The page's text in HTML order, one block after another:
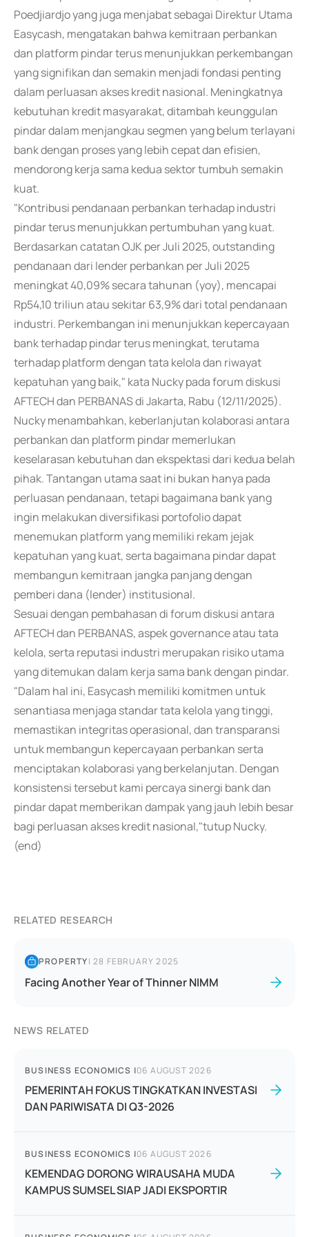
Poedjiardjo yang juga menjabat sebagai Direktur Utama
Easycash, mengatakan bahwa kemitraan perbankan
dan platform pindar terus menunjukkan perkembangan
yang signifikan dan semakin menjadi fondasi penting
dalam perluasan akses kredit nasional. Meningkatnya
kebutuhan kredit masyarakat, ditambah keunggulan
pindar dalam menjangkau segmen yang belum terlayani
bank dengan proses yang lebih cepat dan efisien,
mendorong kerja sama kedua sektor tumbuh semakin
kuat.
"Kontribusi pendanaan perbankan terhadap industri
pindar terus menunjukkan pertumbuhan yang kuat.
Berdasarkan catatan OJK per Juli 2025, outstanding
pendanaan dari lender perbankan per Juli 2025
meningkat 40,09% secara tahunan (yoy), mencapai
Rp54,10 triliun atau sekitar 63,9% dari total pendanaan
industri. Perkembangan ini menunjukkan kepercayaan
bank terhadap pindar terus meningkat, terutama
terhadap platform dengan tata kelola dan riwayat
kepatuhan yang baik," kata Nucky pada forum diskusi
AFTECH dan PERBANAS di Jakarta, Rabu (12/11/2025).
Nucky menambahkan, keberlanjutan kolaborasi antara
perbankan dan platform pindar memerlukan
keselarasan kebutuhan dan ekspektasi dari kedua belah
pihak. Tantangan utama saat ini bukan hanya pada
perluasan pendanaan, tetapi bagaimana bank yang
ingin melakukan diversifikasi portofolio dapat
menemukan platform yang memiliki rekam jejak
kepatuhan yang kuat, serta bagaimana pindar dapat
membangun kemitraan jangka panjang dengan
pemberi dana (lender) institusional.
Sesuai dengan pembahasan di forum diskusi antara
AFTECH dan PERBANAS, aspek governance atau tata
kelola, serta reputasi industri merupakan risiko utama
yang ditemukan dalam kerja sama bank dengan pindar.
"Dalam hal ini, Easycash memiliki komitmen untuk
senantiasa menjaga standar tata kelola yang tinggi,
memastikan integritas operasional, dan transparansi
untuk membangun kepercayaan perbankan serta
menciptakan kolaborasi yang berkelanjutan. Dengan
konsistensi tersebut kami percaya sinergi bank dan
pindar dapat memberikan dampak yang jauh lebih besar
bagi perluasan akses kredit nasional,"tutup Nucky.
(end)
RELATED RESEARCH
PROPERTY|28 FEBRUARY 2025
Facing Another Year of Thinner NIMM
NEWS RELATED
BUSINESS ECONOMICS |06 AUGUST 2026
PEMERINTAH FOKUS TINGKATKAN INVESTASI
DAN PARIWISATA DI Q3-2026
BUSINESS ECONOMICS |06 AUGUST 2026
KEMENDAG DORONG WIRAUSAHA MUDA
KAMPUS SUMSEL SIAP JADI EKSPORTIR